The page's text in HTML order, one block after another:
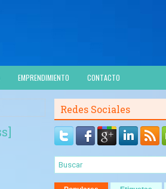
EMPRENDIMIENTO CONTACTO
Redes Sociales